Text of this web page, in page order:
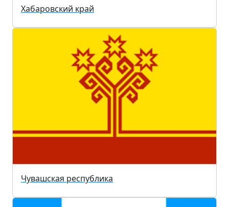
Хабаровский край
Чувашская республика